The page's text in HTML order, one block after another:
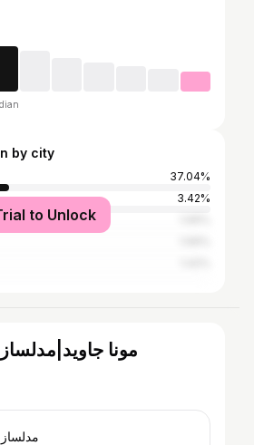
by city
37.04%
3.42%
to Unlock
4. مونا